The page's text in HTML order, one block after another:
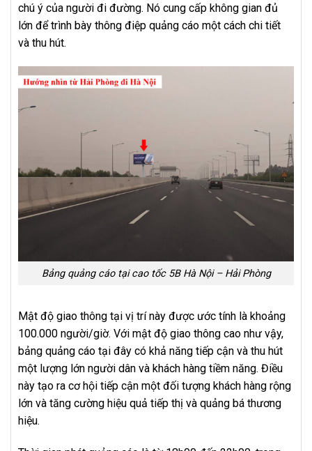
chú ý của người đi đường. Nó cung cấp không gian đủ
lớn để trình bày thông điệp quảng cáo một cách chi tiết
và thu hút.
Bảng quảng cáo tại cao tốc 5B Hà Nội – Hải Phòng
Mật độ giao thông tại vị trí này được ước tính là khoảng
100.000 người/giờ. Với mật độ giao thông cao như vậy,
bảng quảng cáo tại đây có khả năng tiếp cận và thu hút
một lượng lớn người dân và khách hàng tiềm năng. Điều
này tạo ra cơ hội tiếp cận một đối tượng khách hàng rộng
lớn và tăng cường hiệu quả tiếp thị và quảng bá thương
hiệu.